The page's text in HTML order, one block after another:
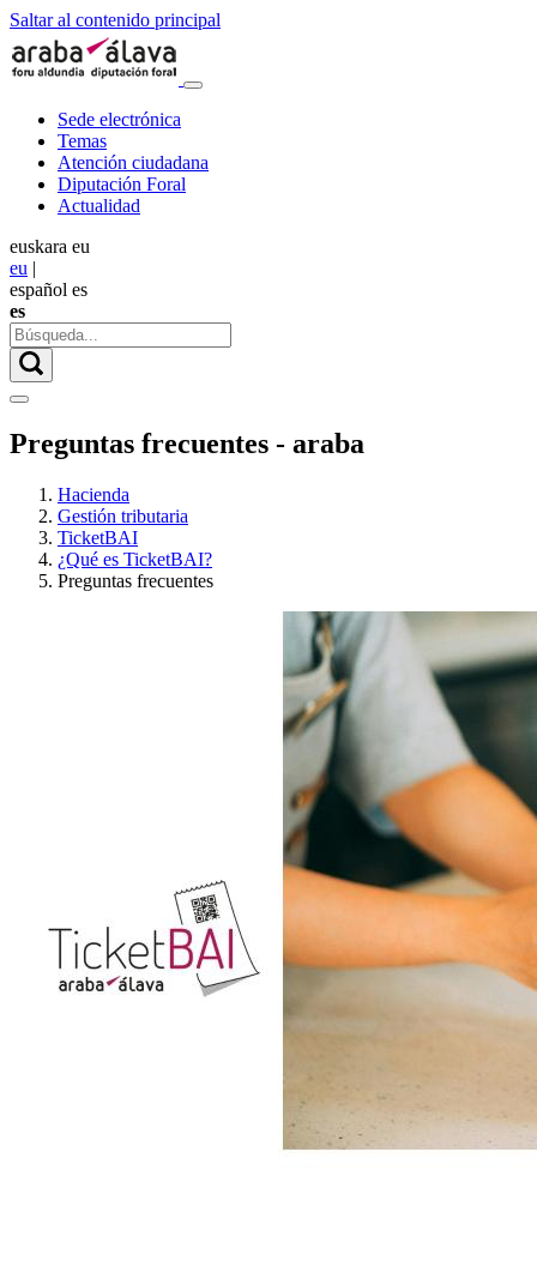
Saltar al contenido principal
Sede electrónica
Temas
Atención ciudadana
Diputación Foral
Actualidad
euskara eu
eu |
español es
es
Preguntas frecuentes - araba
Hacienda
Gestión tributaria
TicketBAI
¿Qué es TicketBAI?
Preguntas frecuentes